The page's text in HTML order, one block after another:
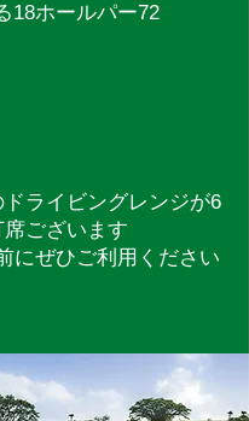
18ホールパー72
ライビングレンジが6
席ございます
にぜひご利用ください